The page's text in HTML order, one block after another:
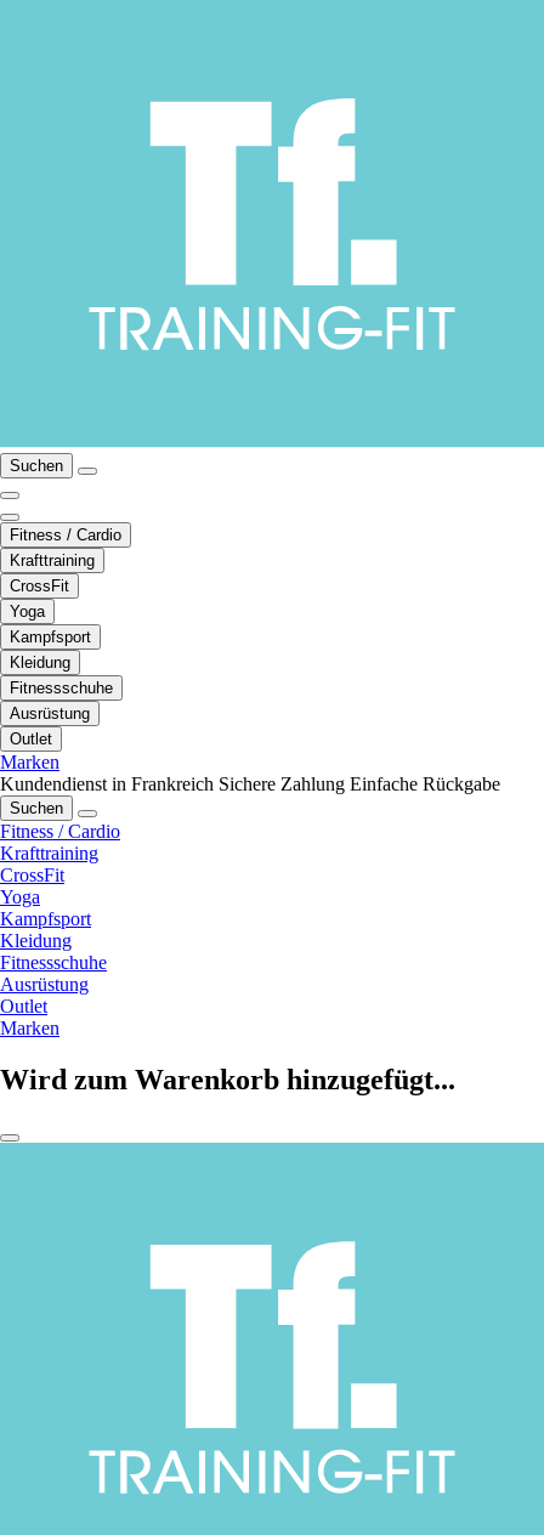
Suchen
Fitness / Cardio
Krafttraining
CrossFit
Yoga
Kampfsport
Kleidung
Fitnessschuhe
Ausrüstung
Outlet
Marken
Kundendienst in Frankreich Sichere Zahlung Einfache Rückgabe
Suchen
Fitness / Cardio
Krafttraining
CrossFit
Yoga
Kampfsport
Kleidung
Fitnessschuhe
Ausrüstung
Outlet
Marken
Wird zum Warenkorb hinzugefügt...